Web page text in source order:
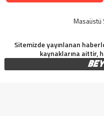
Masaüstü
Sitemizde yayınlanan
kaynaklarına aittir,